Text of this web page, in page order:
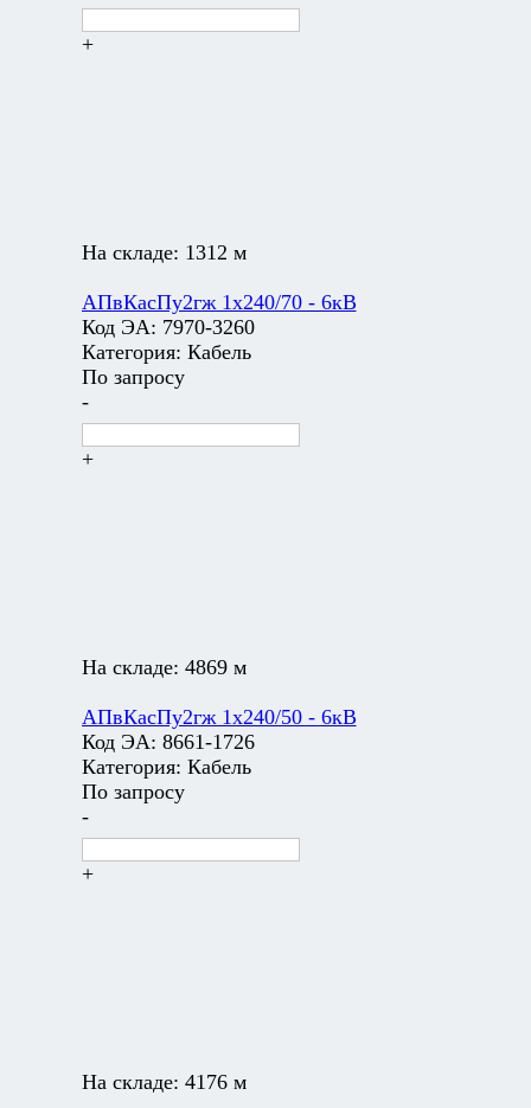
+
На складе: 1312 м
АПвКасПу2гж 1х240/70 - 6кВ
Код ЭА: 7970-3260
Категория: Кабель
По запросу
-
+
На складе: 4869 м
АПвКасПу2гж 1х240/50 - 6кВ
Код ЭА: 8661-1726
Категория: Кабель
По запросу
-
+
На складе: 4176 м